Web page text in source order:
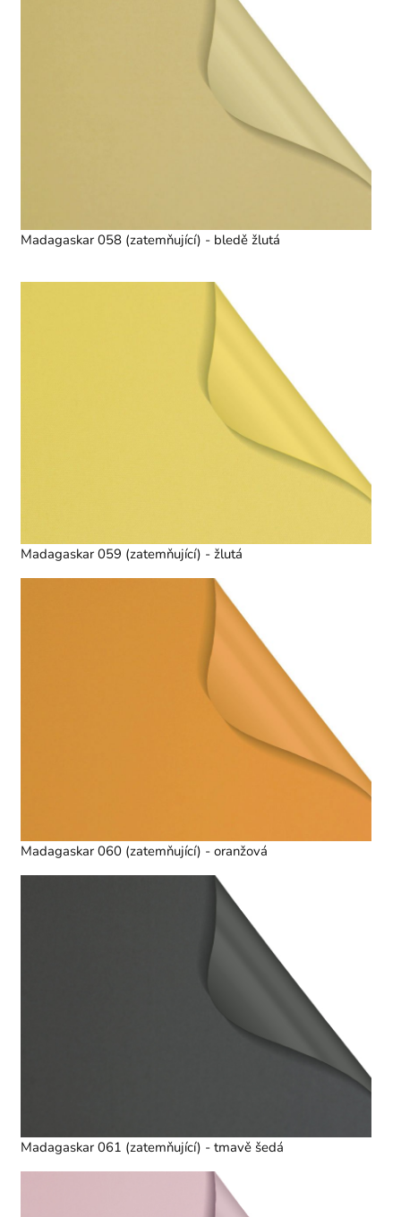
Madagaskar 058 (zatemňující) - bledě žlutá
Madagaskar 059 (zatemňující) - žlutá
Madagaskar 060 (zatemňující) - oranžová
Madagaskar 061 (zatemňující) - tmavě šedá